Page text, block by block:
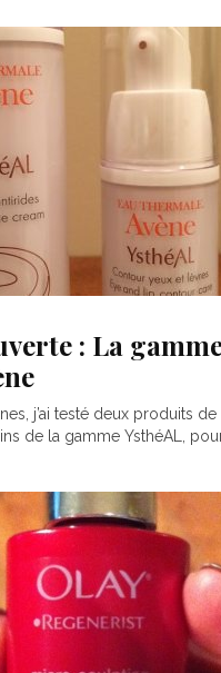
: La
j’ai testé deux produits
de la gamme YsthéAL,